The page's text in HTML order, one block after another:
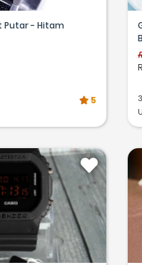
Putar - Hitam
5
3